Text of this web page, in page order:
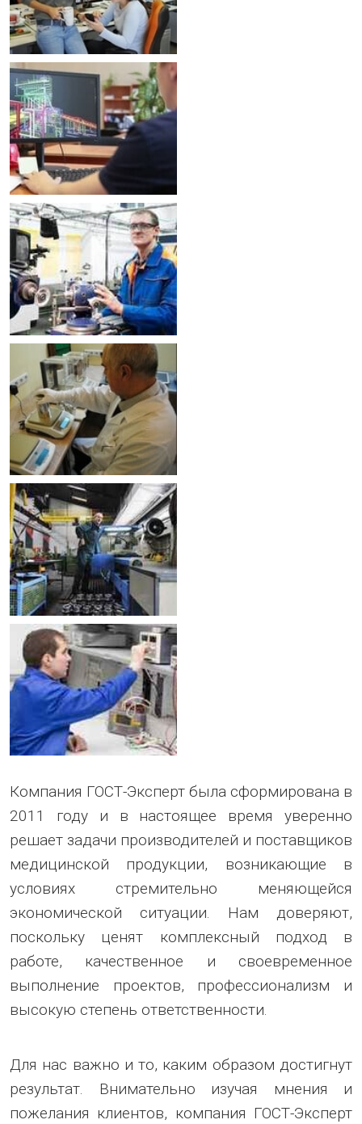
Компания ГОСТ-Эксперт была сформирована в
2011 году и в настоящее время уверенно
решает задачи производителей и поставщиков
медицинской продукции, возникающие в
условиях стремительно меняющейся
экономической ситуации. Нам доверяют,
поскольку ценят комплексный подход в
работе, качественное и своевременное
выполнение проектов, профессионализм и
высокую степень ответственности.
Для нас важно и то, каким образом достигнут
результат. Внимательно изучая мнения и
пожелания клиентов, компания ГОСТ-Эксперт